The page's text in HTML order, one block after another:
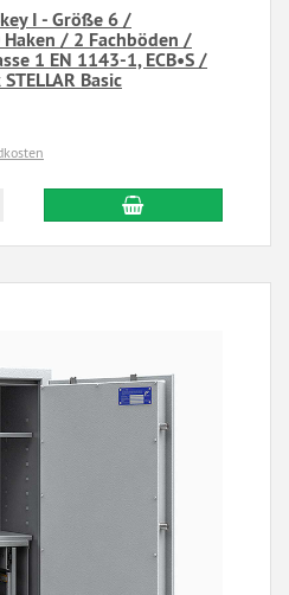
I - Größe 6 /
/ 2 Fachböden /
1 EN 1143-1, ECB•S /
Basic